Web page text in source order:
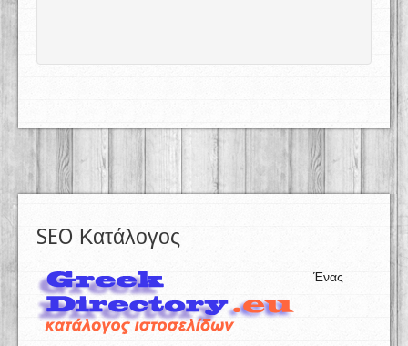
SEO Κατάλογος
Ένας